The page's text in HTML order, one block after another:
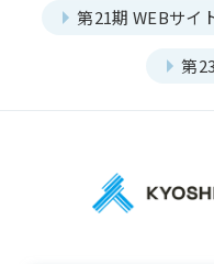
コミュニティシェア委員
アグリベンチャー
Hatch & Evolve（ハチ
部会 Section
河原町部会
第21期 WEBサイ
第